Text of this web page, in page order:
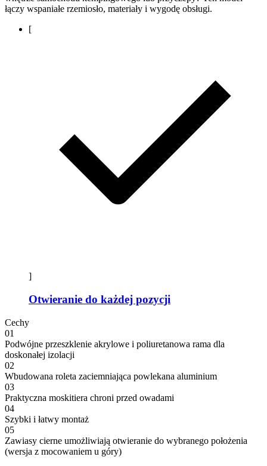
łączy wspaniałe rzemiosło, materiały i wygodę obsługi.
[
]
Otwieranie do każdej pozycji
Cechy
01
Podwójne przeszklenie akrylowe i poliuretanowa rama dla
doskonałej izolacji
02
Wbudowana roleta zaciemniająca powlekana aluminium
03
Praktyczna moskitiera chroni przed owadami
04
Szybki i łatwy montaż
05
Zawiasy cierne umożliwiają otwieranie do wybranego położenia
(wersja z mocowaniem u góry)